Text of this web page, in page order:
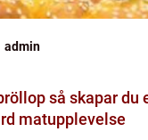
admin
du en
matupplevelse